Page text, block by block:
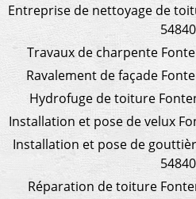
Entreprise de nettoyage de
54840
Travaux de charpente
Ravalement de façade
Hydrofuge de toiture
Installation et pose de velux
Installation et pose de
54840
Réparation de toiture